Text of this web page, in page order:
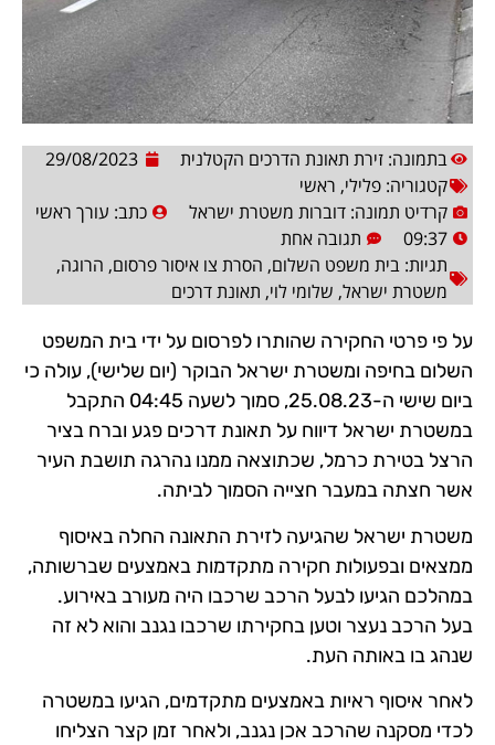
בתמונה: זירת תאונת הדרכים הקטלנית
29/08/2023
קטגוריה: פלילי, ראשי
קרדיט תמונה: דוברות משטרת ישראל
כתב: עורך ראשי
09:37
תגובה אחת
תגיות: בית משפט השלום, הסרת צו איסור פרסום, הרוגה,
משטרת ישראל, שלומי לוי, תאונת דרכים
על פי פרטי החקירה שהותרו לפרסום על ידי בית המשפט
השלום בחיפה ומשטרת ישראל הבוקר (יום שלישי), עולה כי
ביום שישי ה-25.08.23, סמוך לשעה 04:45 התקבל
במשטרת ישראל דיווח על תאונת דרכים פגע וברח בציר
הרצל בטירת כרמל, שכתוצאה ממנו נהרגה תושבת העיר
אשר חצתה במעבר חצייה הסמוך לביתה.
משטרת ישראל שהגיעה לזירת התאונה החלה באיסוף
ממצאים ובפעולות חקירה מתקדמות באמצעים שברשותה,
במהלכם הגיעו לבעל הרכב שרכבו היה מעורב באירוע.
בעל הרכב נעצר וטען בחקירתו שרכבו נגנב והוא לא זה
שנהג בו באותה העת.
לאחר איסוף ראיות באמצעים מתקדמים, הגיעו במשטרה
לכדי מסקנה שהרכב אכן נגנב, ולאחר זמן קצר הצליחו